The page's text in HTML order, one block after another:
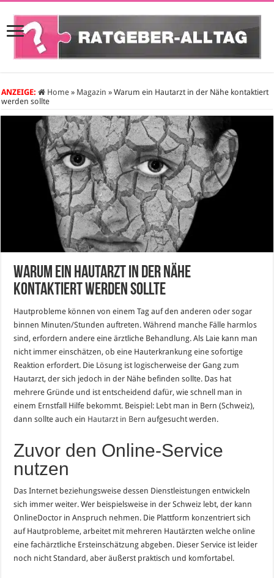
ANZEIGE: Home » Magazin » Warum ein Hautarzt in der Nähe kontaktiert
werden sollte
Warum ein Hautarzt in der Nähe
kontaktiert werden sollte
Hautprobleme können von einem Tag auf den anderen oder sogar
binnen Minuten/Stunden auftreten. Während manche Fälle harmlos
sind, erfordern andere eine ärztliche Behandlung. Als Laie kann man
nicht immer einschätzen, ob eine Hauterkrankung eine sofortige
Reaktion erfordert. Die Lösung ist logischerweise der Gang zum
Hautarzt, der sich jedoch in der Nähe befinden sollte. Das hat
mehrere Gründe und ist entscheidend dafür, wie schnell man in
einem Ernstfall Hilfe bekommt. Beispiel: Lebt man in Bern (Schweiz),
dann sollte auch ein Hautarzt in Bern aufgesucht werden.
Zuvor den Online-Service
nutzen
Das Internet beziehungsweise dessen Dienstleistungen entwickeln
sich immer weiter. Wer beispielsweise in der Schweiz lebt, der kann
OnlineDoctor in Anspruch nehmen. Die Plattform konzentriert sich
auf Hautprobleme, arbeitet mit mehreren Hautärzten welche online
eine fachärztliche Ersteinschätzung abgeben. Dieser Service ist leider
noch nicht Standard, aber äußerst praktisch und komfortabel.